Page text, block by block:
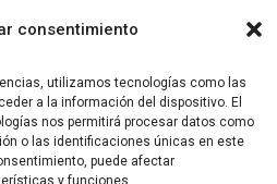
consentimiento
utilizamos tecnologías como las
a la información del dispositivo. El
nos permitirá procesar datos como
o las identificaciones únicas en este
puede afectar
y funciones.
Barcelona
los derechos reservados